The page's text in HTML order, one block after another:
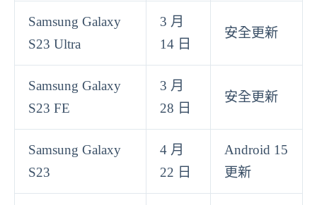
Samsung Galaxy
S23 Ultra
3 月
14 日
安全更新
Samsung Galaxy
S23 FE
3 月
28 日
安全更新
Samsung Galaxy
S23
4 月
22 日
Android 15
更新